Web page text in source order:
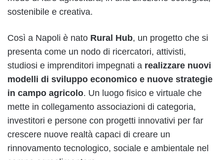
sostenibile e creativa.
Così a Napoli è nato Rural Hub, un progetto che si
presenta come un nodo di ricercatori, attivisti,
studiosi e imprenditori impegnati a realizzare nuovi
modelli di sviluppo economico e nuove strategie
in campo agricolo. Un luogo fisico e virtuale che
mette in collegamento associazioni di categoria,
investitori e persone con progetti innovativi per far
crescere nuove realtà capaci di creare un
rinnovamento tecnologico, sociale e ambientale nel